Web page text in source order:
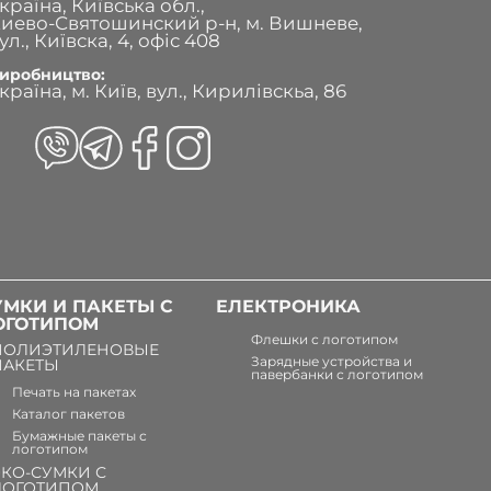
Київська обл.,
Святошинский р-н, м. Вишневе,
Київска, 4, офіс 408
м. Київ, вул., Кирилівскьа, 86
И ПАКЕТЫ С
Печать на пакетах
Каталог пакетов
Бумажные пакеты с
логотипом
СУМКИ С
ЕЛЕКТРОНИКА
Флешки с логотипом
Зарядные устройства и
павербанки с логотипом